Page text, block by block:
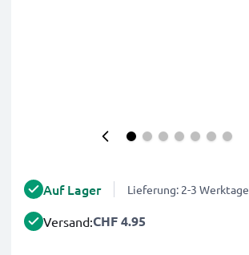
Auf Lager Lieferung: 2-3 Werktage
Versand:CHF 4.95